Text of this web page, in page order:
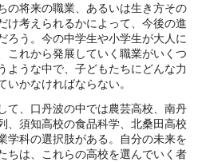
の将来の職業、あるいは生き方その
け考えられるかによって、今後の進
ろう。今の中学生や小学生が大人に
これから発展していく職業がいくつ
ような中で、子どもたちにどんな力
いかなければならない。
て、口丹波の中では農芸高校、南丹
、須知高校の食品科学、北桑田高校
学科の選択肢がある。自分の未来を
ちは、これらの高校を選んでいく者